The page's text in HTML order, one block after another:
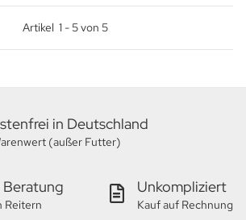
Artikel 1 - 5von 5
in Deutschland
(außer Futter)
Beratung
Reitern
Unkompliziert
Kauf auf Rechnung